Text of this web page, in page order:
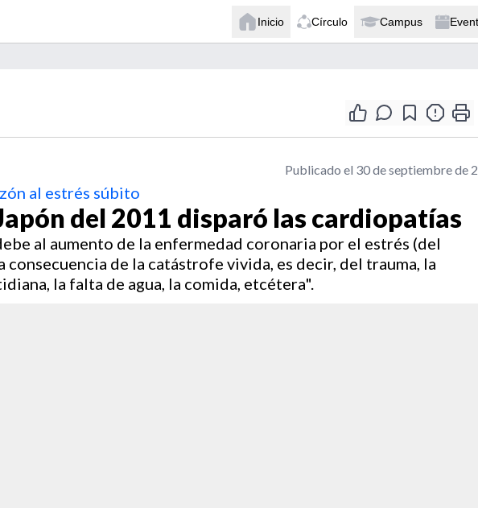
Inicio Círculo Campus
Publicado el 30 de septiembre de
al estrés súbito
del 2011 disparó las cardiopatías
al aumento de la enfermedad coronaria por el estrés (del
consecuencia de la catástrofe vivida, es decir, del trauma, la
la falta de agua, la comida, etcétera".